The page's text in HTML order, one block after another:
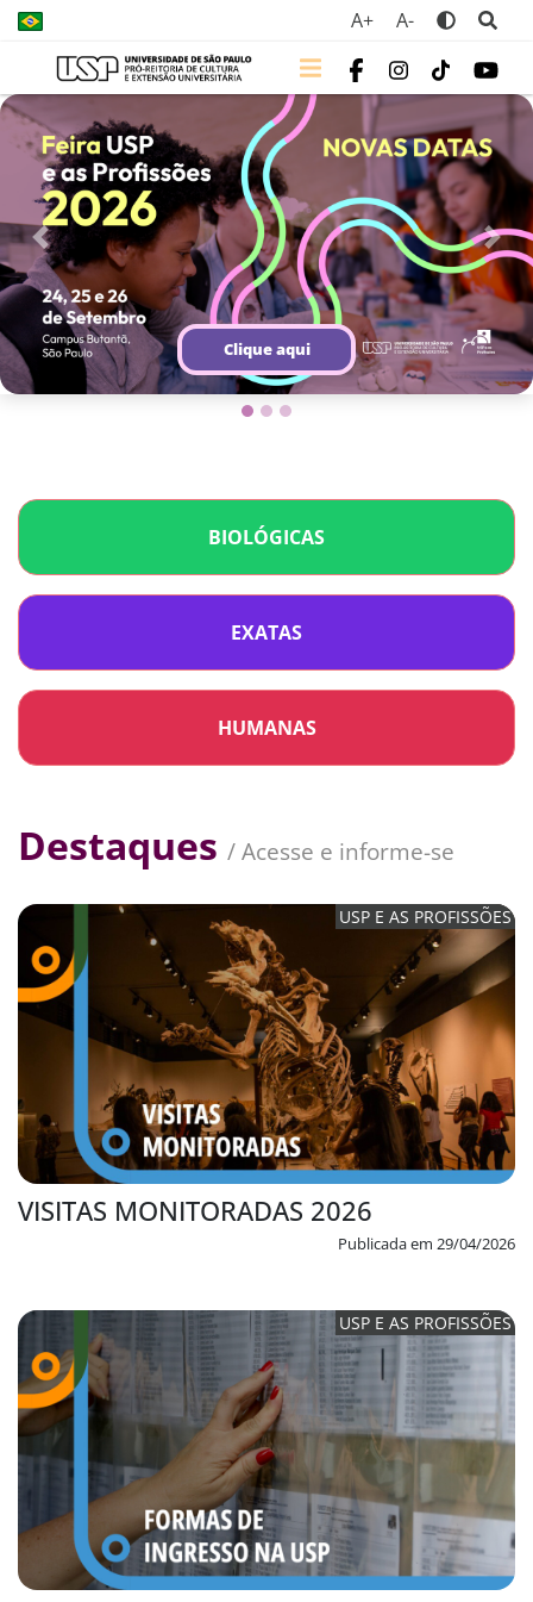
A+ A-
Clique aqui
Previous Next
BIOLÓGICAS
Acesse os estandes virtuais e conheça os cursos
Biológicasoferecidos pela USP.
ACESSE A LISTA COMPLETA
EXATAS
Acesse os estandes virtuais e conheça os cursos
Exatasoferecidos pela USP.
HUMANAS
ACESSE A LISTA COMPLETA
Destaques / Acesse e informe-se
USP E AS PROFISSÕES
VISITAS MONITORADAS 2026
Publicada em 29/04/2026
USP E AS PROFISSÕES